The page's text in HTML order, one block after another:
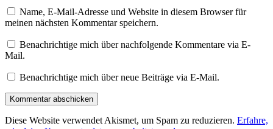
Name, E-Mail-Adresse und Website in diesem Browser für
meinen nächsten Kommentar speichern.
Benachrichtige mich über nachfolgende Kommentare via E-
Mail.
Benachrichtige mich über neue Beiträge via E-Mail.
Diese Website verwendet Akismet, um Spam zu reduzieren. Erfahre,